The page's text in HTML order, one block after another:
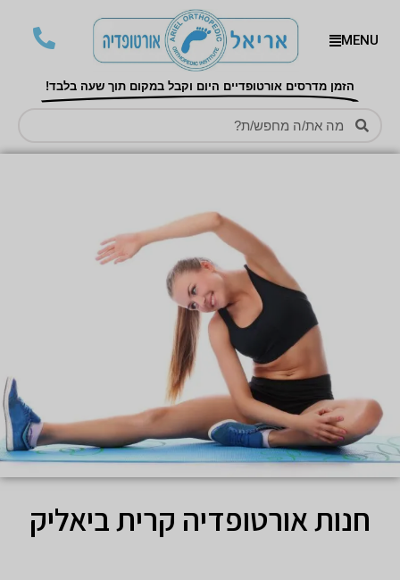
MENU
הזמן מדרסים אורטופדיים היום וקבל במקום תוך שעה בלבד!
חנות אורטופדיה קרית ביאליק